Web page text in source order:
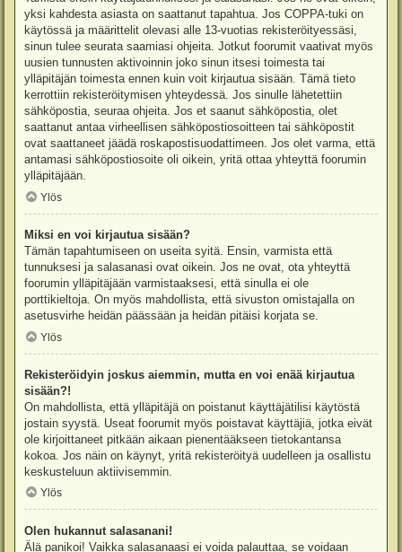
yksi kahdesta asiasta on saattanut tapahtua. Jos COPPA-tuki on
käytössä ja määrittelit olevasi alle 13-vuotias rekisteröityessäsi,
sinun tulee seurata saamiasi ohjeita. Jotkut foorumit vaativat myös
uusien tunnusten aktivoinnin joko sinun itsesi toimesta tai
ylläpitäjän toimesta ennen kuin voit kirjautua sisään. Tämä tieto
kerrottiin rekisteröitymisen yhteydessä. Jos sinulle lähetettiin
sähköpostia, seuraa ohjeita. Jos et saanut sähköpostia, olet
saattanut antaa virheellisen sähköpostiosoitteen tai sähköpostit
ovat saattaneet jäädä roskapostisuodattimeen. Jos olet varma, että
antamasi sähköpostiosoite oli oikein, yritä ottaa yhteyttä foorumin
ylläpitäjään.
Ylös
Miksi en voi kirjautua sisään?
Tämän tapahtumiseen on useita syitä. Ensin, varmista että
tunnuksesi ja salasanasi ovat oikein. Jos ne ovat, ota yhteyttä
foorumin ylläpitäjään varmistaaksesi, että sinulla ei ole
porttikieltoja. On myös mahdollista, että sivuston omistajalla on
asetusvirhe heidän päässään ja heidän pitäisi korjata se.
Ylös
Rekisteröidyin joskus aiemmin, mutta en voi enää kirjautua
sisään?!
On mahdollista, että ylläpitäjä on poistanut käyttäjätilisi käytöstä
jostain syystä. Useat foorumit myös poistavat käyttäjiä, jotka eivät
ole kirjoittaneet pitkään aikaan pienentääkseen tietokantansa
kokoa. Jos näin on käynyt, yritä rekisteröityä uudelleen ja osallistu
keskusteluun aktiivisemmin.
Ylös
Olen hukannut salasanani!
Älä panikoi! Vaikka salasanaasi ei voida palauttaa, se voidaan